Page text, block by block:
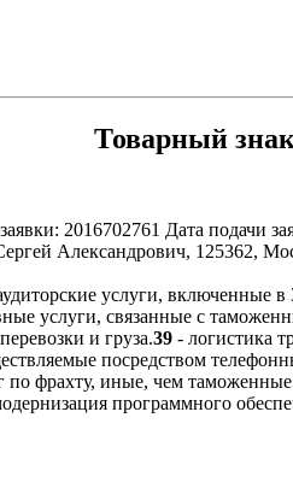
Товарный
2016702761 Дата подачи
Александрович, 125362,
услуги, включенные в
услуги, связанные с
и груза.39 - логистика
посредством
фрахту, иные, чем
программного